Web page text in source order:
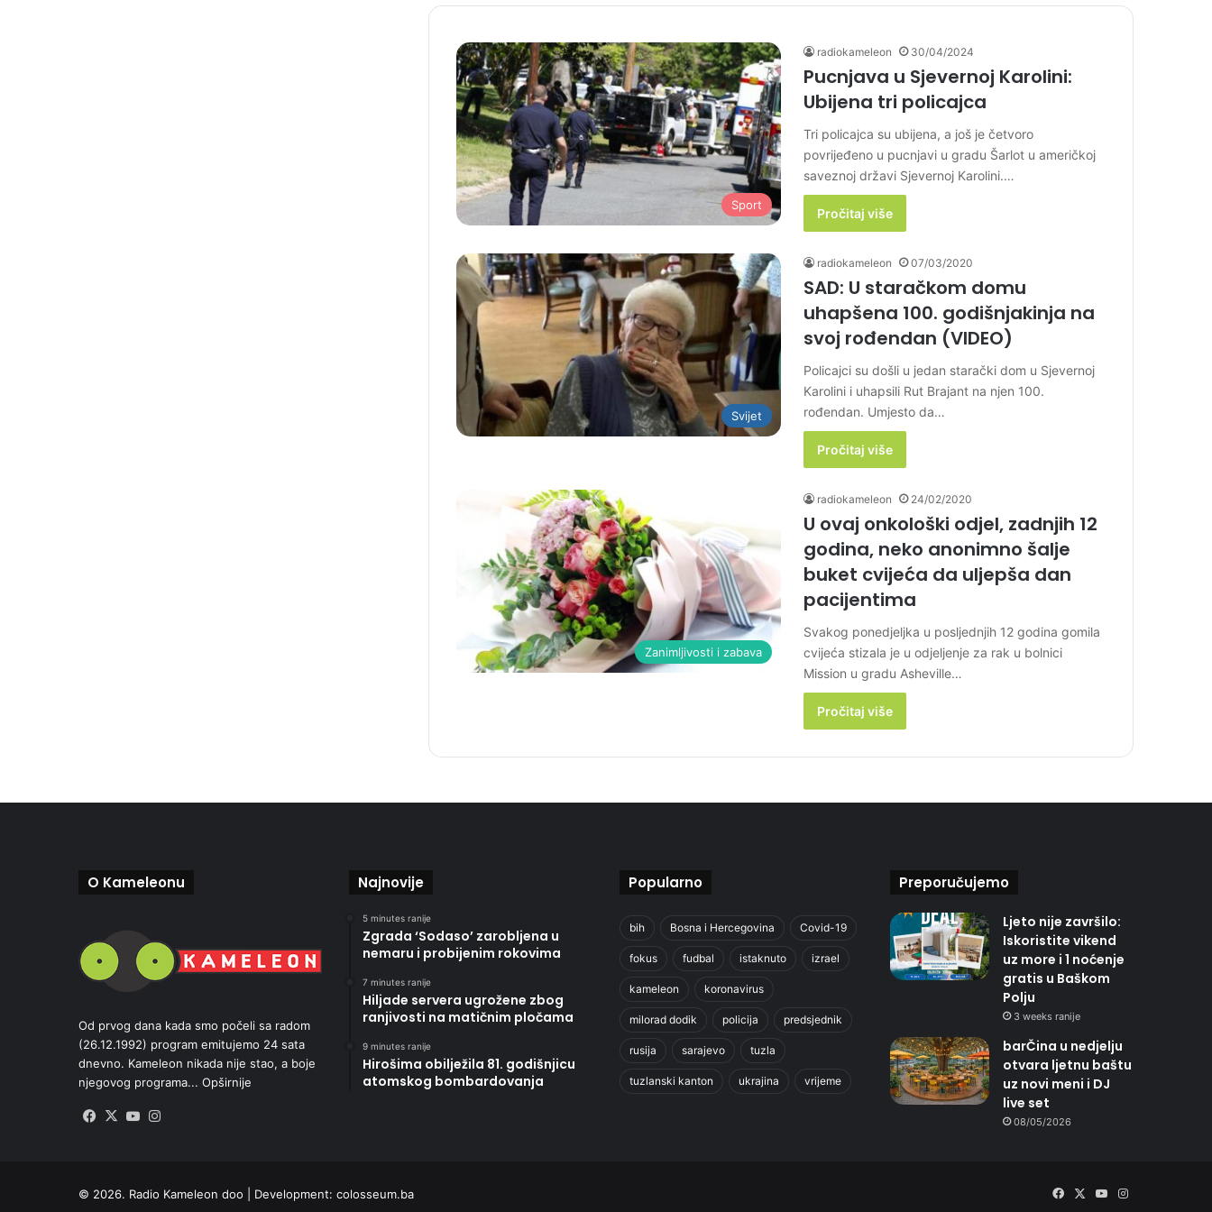
Sport
radiokameleon 30/04/2024
Pucnjava u Sjevernoj Karolini:
Ubijena tri policajca
Tri policajca su ubijena, a još je četvoro
povrijeđeno u pucnjavi u gradu Šarlot u američkoj
saveznoj državi Sjevernoj Karolini.…
Pročitaj više
Svijet
radiokameleon 07/03/2020
SAD: U staračkom domu
uhapšena 100. godišnjakinja na
svoj rođendan (VIDEO)
Policajci su došli u jedan starački dom u Sjevernoj
Karolini i uhapsili Rut Brajant na njen 100.
rođendan. Umjesto da…
Pročitaj više
Zanimljivosti i zabava
radiokameleon 24/02/2020
U ovaj onkološki odjel, zadnjih 12
godina, neko anonimno šalje
buket cvijeća da uljepša dan
pacijentima
Svakog ponedjeljka u posljednjih 12 godina gomila
cvijeća stizala je u odjeljenje za rak u bolnici
Mission u gradu Asheville…
Pročitaj više
O Kameleonu
Od prvog dana kada smo počeli sa radom
(26.12.1992) program emitujemo 24 sata
dnevno. Kameleon nikada nije stao, a boje
njegovog programa... Opširnije
Facebook
X YouTube
Najnovije
5 minutes ranije
Zgrada ‘Sodaso’ zarobljena u
nemaru i probijenim rokovima
7 minutes ranije
Hiljade servera ugrožene zbog
ranjivosti na matičnim pločama
9 minutes ranije
Hirošima obilježila 81. godišnjicu
atomskog bombardovanja
Popularno
bih Bosna i Hercegovina Covid-19
fokus fudbal istaknuto izrael
kameleon koronavirus
milorad dodik policija predsjednik
rusija sarajevo tuzla
tuzlanski kanton ukrajina vrijeme
Preporučujemo
Ljeto nije završilo:
Iskoristite vikend
uz more i 1 noćenje
gratis u Baškom
Polju
3 weeks ranije
barČina u nedjelju
otvara ljetnu baštu
uz novi meni i DJ
live set
08/05/2026
© 2026. Radio Kameleon doo | Development: colosseum.ba FacebookYouTubeInstagram